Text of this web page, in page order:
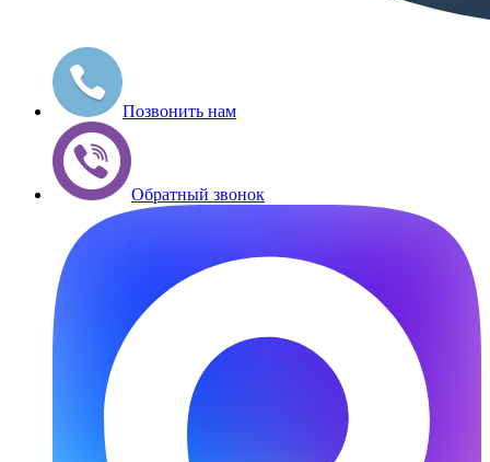
Позвонить нам
Обратный звонок